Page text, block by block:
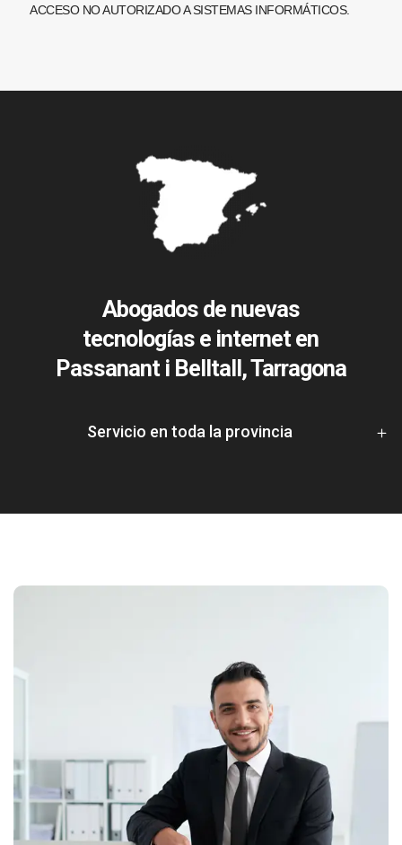
ACCESO NO AUTORIZADO A SISTEMAS INFORMÁTICOS.
Abogados de nuevas
tecnologías e internet en
Passanant i Belltall, Tarragona
Servicio en toda la provincia